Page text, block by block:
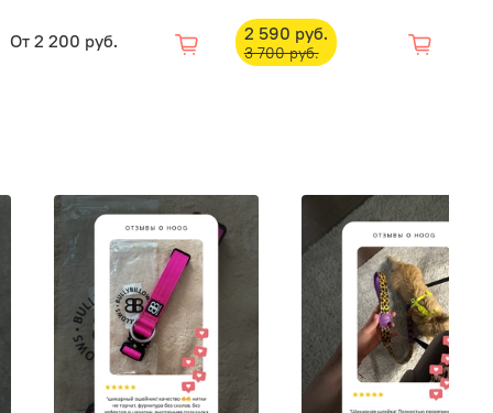
От 2 200 руб. 2 590 руб.
3 700 руб.